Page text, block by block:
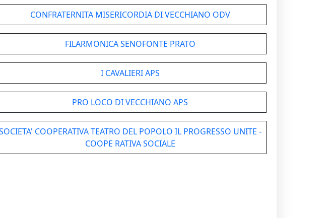
CONFRATERNITA MISERICORDIA DI VECCHIANO ODV
FILARMONICA SENOFONTE PRATO
I CAVALIERI APS
PRO LOCO DI VECCHIANO APS
COOPERATIVA TEATRO DEL POPOLO IL PROGRESSO UNITE -
COOPE RATIVA SOCIALE